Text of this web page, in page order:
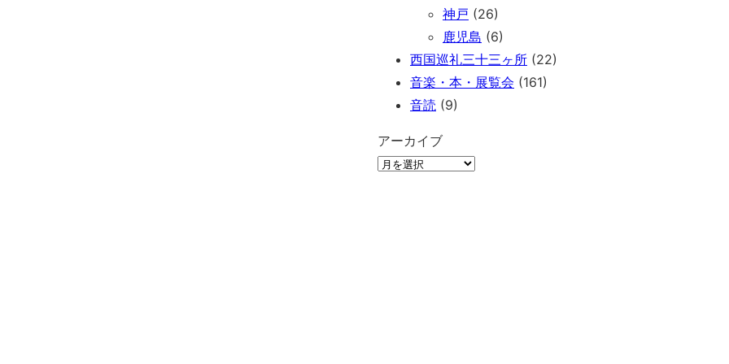
神戸 (26)
鹿児島 (6)
西国巡礼三十三ヶ所 (22)
音楽・本・展覧会 (161)
音読 (9)
アーカイブ